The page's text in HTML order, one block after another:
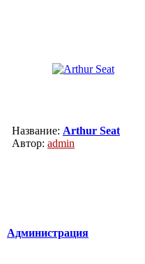
Название: Arthur Seat
Автор: admin
Администрация